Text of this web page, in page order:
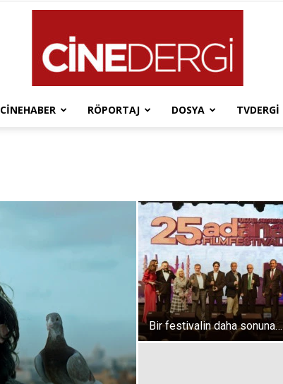
CINEHABER RÖPORTAJ DOSYA TVDERGI
Bir festivalin daha sonuna…